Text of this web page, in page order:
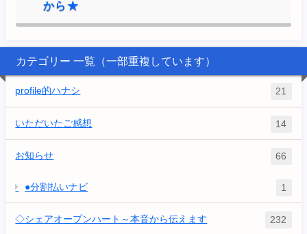
から★
カテゴリー 一覧（一部重複しています）
profile的ハナシ 21
いただいたご感想 14
お知らせ 66
●分割払いナビ 1
◇シェアオープンハート～本音から伝えます 232